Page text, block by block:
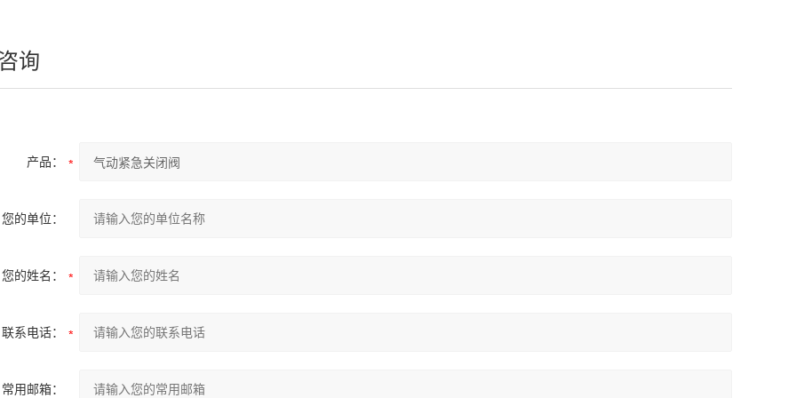
询
产品：
您的单位：
您的姓名：
联系电话：
常用邮箱：